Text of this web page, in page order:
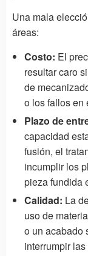
Una mala
áreas:
Costo: El
resultar caro
de
o los fallos en
Plazo de
capacidad
fusión, el
incumplir los
pieza fundida
Calidad: La
uso de
o un acabado
interrumpir